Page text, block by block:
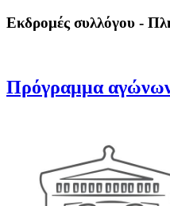
Εκδρομές συλλόγου -
Πρόγραμμα αγώνων